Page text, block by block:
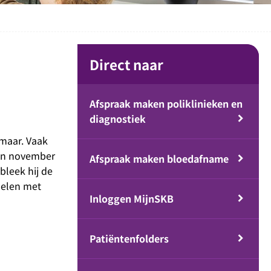
Vaak
november
hij de
met
Direct naar
Afspraak maken poliklinieken en
diagnostiek
Afspraak maken bloedafname
Inloggen MijnSKB
Patiëntenfolders